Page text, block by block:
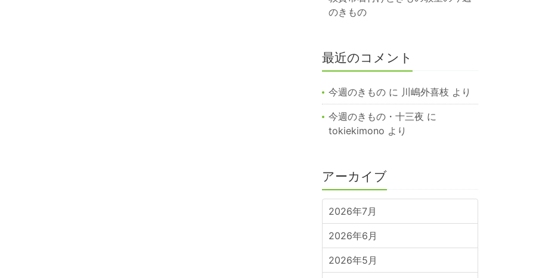
のきもの
最近のコメント
今週のきものに 川嶋外喜枝 より
今週のきもの・十三夜 に
tokiekimono より
アーカイブ
2026年7月
2026年6月
2026年5月